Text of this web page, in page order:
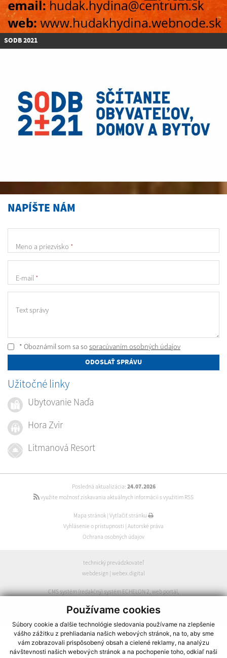
Používame cookies
Súbory cookie a ďalšie technológie sledovania používame na zlepšenie
vášho zážitku z prehliadania našich webových stránok, na to, aby sme
vám zobrazovali prispôsobený obsah a cielené reklamy, na analýzu
návštevnosti našich webových stránok a na pochopenie toho, odkiaľ naši
SODB 2021
NAPÍŠTE NÁM
Meno a priezvisko *
E-mail *
Text správy
* Oboznámil som sa so spracúvaním osobných údajov
ODOSLAŤ SPRÁVU
Užitočné linky
Ubytovanie Naďa
Hora Zvir
Litmanová Resort
Posledná aktualizácia: 24.07.2026
využite možnosť získavania aktuálnych informácií s využitím RSS
Mapa stránok | Vytlačiť stránku
Vyhlásenie o prístupnosti | Autorské práva
Ochrana osobných údajov
technický prevádzkovateľ
webdesign | webex.digital
CMS systém (redakčný) systém ECHELON 2,web portál,
spoločnosť webex.digital